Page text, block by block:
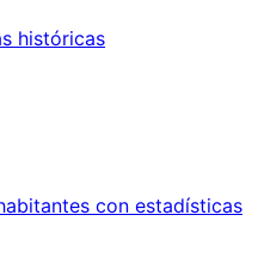
históricas
con estadísticas